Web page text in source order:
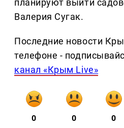
планируют выйти
Валерия Сугак.
Последние новости
телефоне -
канал «Крым Live»
0 0 0